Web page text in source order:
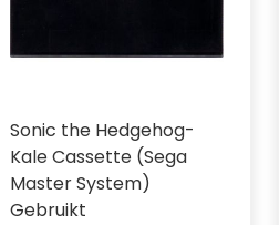
Sonic the Hedgehog-
Kale Cassette (Sega
Master System)
Gebruikt